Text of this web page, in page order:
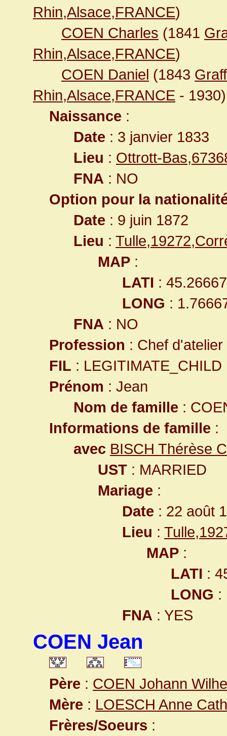
Rhin,Alsace,FRANCE)
COEN Charles (1841
Rhin,Alsace,FRANCE)
COEN Daniel (1843
Rhin,Alsace,FRANCE - 1930)
Naissance :
Date : 3 janvier 1833
Lieu : Ottrott-
FNA : NO
Option pour la
Date : 9 juin 1872
Lieu :
MAP :
LATI :
LONG :
FNA : NO
Profession : Chef d'atelier
FIL : LEGITIMATE_CHILD
Prénom : Jean
Nom de famille :
Informations de famille :
avec BISCH Thérèse
UST : MARRIED
Mariage :
Date : 22 août
Lieu :
MAP :
LATI :
LONG :
FNA : YES
COEN Jean
Père : COEN Johann
Mère : LOESCH Anne
Frères/Soeurs :